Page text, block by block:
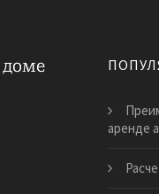
аренде